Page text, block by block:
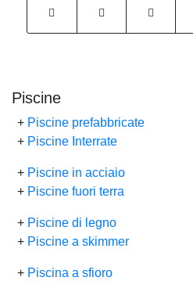
Piscine
+ Piscine prefabbricate
+ Piscine Interrate
+ Piscine in acciaio
+ Piscine fuori terra
+ Piscine di legno
+ Piscine a skimmer
+ Piscina a sfioro